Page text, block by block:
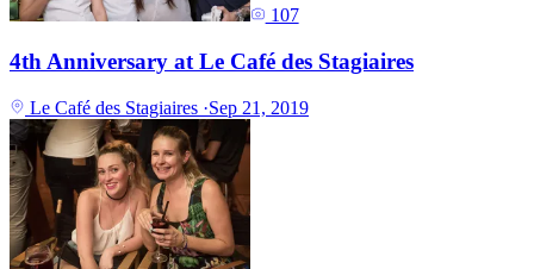
107
4th Anniversary at Le Café des Stagiaires
Le Café des Stagiaires ·Sep 21, 2019